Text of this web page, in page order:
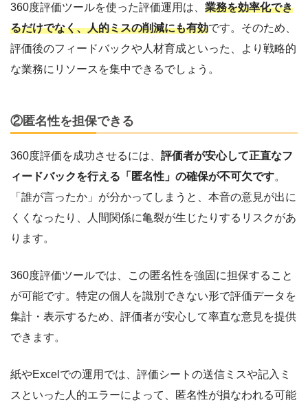
360度評価ツールを使った評価運用は、 業務を効率化でき
るだけでなく、人的ミスの削減にも有効です。そのため、
評価後のフィードバックや人材育成といった、より戦略的
な業務にリソースを集中できるでしょう。
②匿名性を担保できる
360度評価を成功させるには、 評価者が安心して正直なフ
ィードバックを行える「匿名性」の確保が不可欠です。
「誰が言ったか」が分かってしまうと、本音の意見が出に
くくなったり、人間関係に亀裂が生じたりするリスクがあ
ります。
360度評価ツールでは、この匿名性を強固に担保すること
が可能です。特定の個人を識別できない形で評価データを
集計・表示するため、評価者が安心して率直な意見を提供
できます。
紙やExcelでの運用では、評価シートの送信ミスや記入ミ
スといった人的エラーによって、匿名性が損なわれる可能